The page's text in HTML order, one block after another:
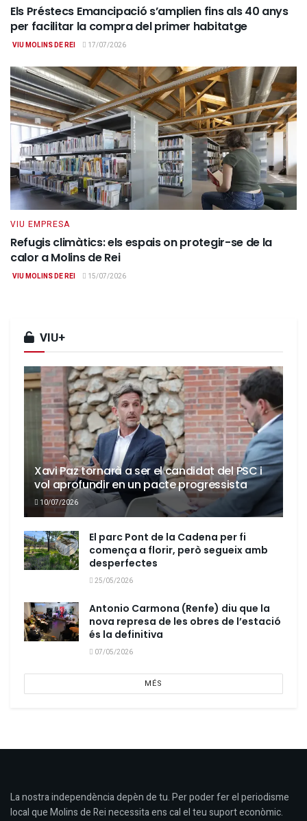
Els Préstecs Emancipació s’amplien fins als 40 anys
per facilitar la compra del primer habitatge
VIU MOLINS DE REI 17/07/2026
VIU EMPRESA
Refugis climàtics: els espais on protegir-se de la
calor a Molins de Rei
VIU MOLINS DE REI 15/07/2026
VIU+
Xavi Paz tornarà a ser el candidat del PSC i
vol aprofundir en un pacte progressista
10/07/2026
El parc Pont de la Cadena per fi
comença a florir, però segueix amb
desperfectes
25/05/2026
Antonio Carmona (Renfe) diu que la
nova represa de les obres de l’estació
és la definitiva
07/05/2026
MÉS
La nostra independència depèn de tu. Per poder fer el periodisme
local que Molins de Rei necessita ens cal el teu suport econòmic.